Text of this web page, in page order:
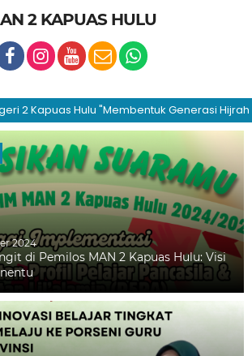
2 KAPUAS HULU
Kapuas Hulu "Membentuk Generasi Hijrah
2024
di Pemilos MAN 2 Kapuas Hulu: Visi